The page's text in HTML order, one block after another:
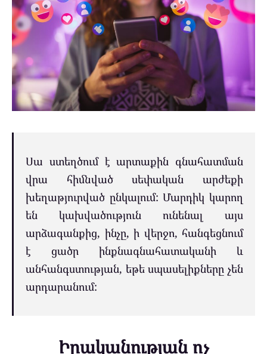
Սա ստեղծում է արտաքին գնահատման
վրա հիմնված սեփական արժեքի
խեղաթյուրված ընկալում: Մարդիկ կարող
են կախվածություն ունենալ այս
արձագանքից, ինչը, ի վերջո, հանգեցնում
է ցածր ինքնագնահատականի և
անհանգստության, եթե սպասելիքները չեն
արդարանում:
Իրականության ոչ